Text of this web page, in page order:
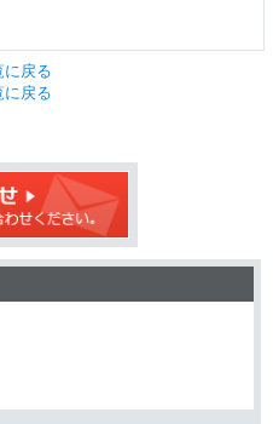
に戻る
に戻る